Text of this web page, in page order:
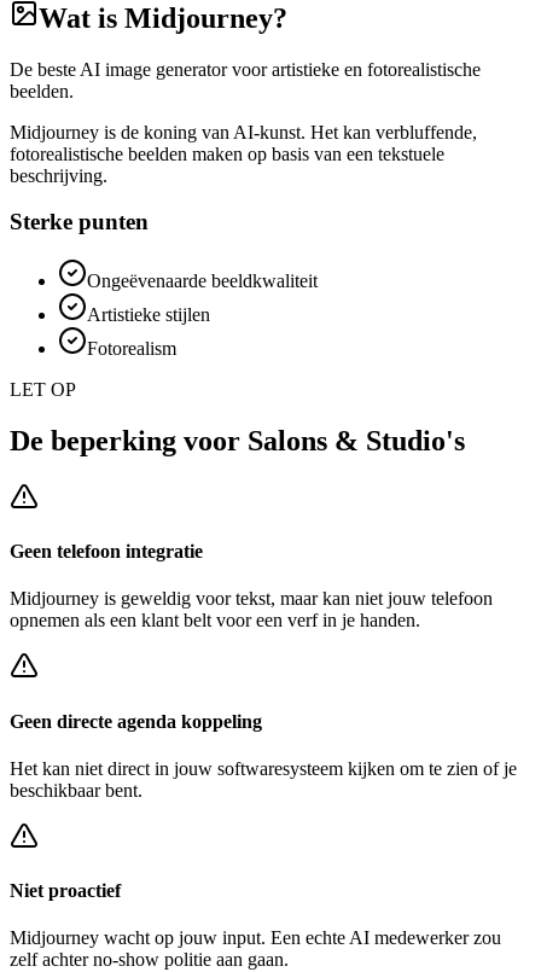
Wat is Midjourney?
De beste AI image generator voor artistieke en fotorealistische
beelden.
Midjourney is de koning van AI-kunst. Het kan verbluffende,
fotorealistische beelden maken op basis van een tekstuele
beschrijving.
Sterke punten
Ongeëvenaarde beeldkwaliteit
Artistieke stijlen
Fotorealism
LET OP
De beperking voor Salons & Studio's
Geen telefoon integratie
Midjourney is geweldig voor tekst, maar kan niet jouw telefoon
opnemen als een klant belt voor een verf in je handen.
Geen directe agenda koppeling
Het kan niet direct in jouw softwaresysteem kijken om te zien of je
beschikbaar bent.
Niet proactief
Midjourney wacht op jouw input. Een echte AI medewerker zou
zelf achterno-show politie aan gaan.